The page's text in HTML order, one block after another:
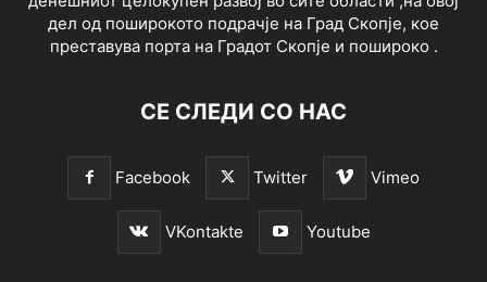
дел од поширокото подрачје на Град Скопје, кое
преставува порта на Градот Скопје и пошироко .
СЕ СЛЕДИ СО НАС
Facebook Twitter Vimeo
VKontakte Youtube